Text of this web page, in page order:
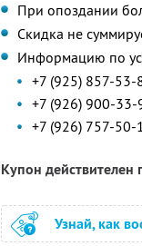
При опоздании
Скидка не
Информацию по
+7 (925) 857-53-
+7 (926) 900-33-
+7 (926) 757-50-
Купон действителен
Узнай, как